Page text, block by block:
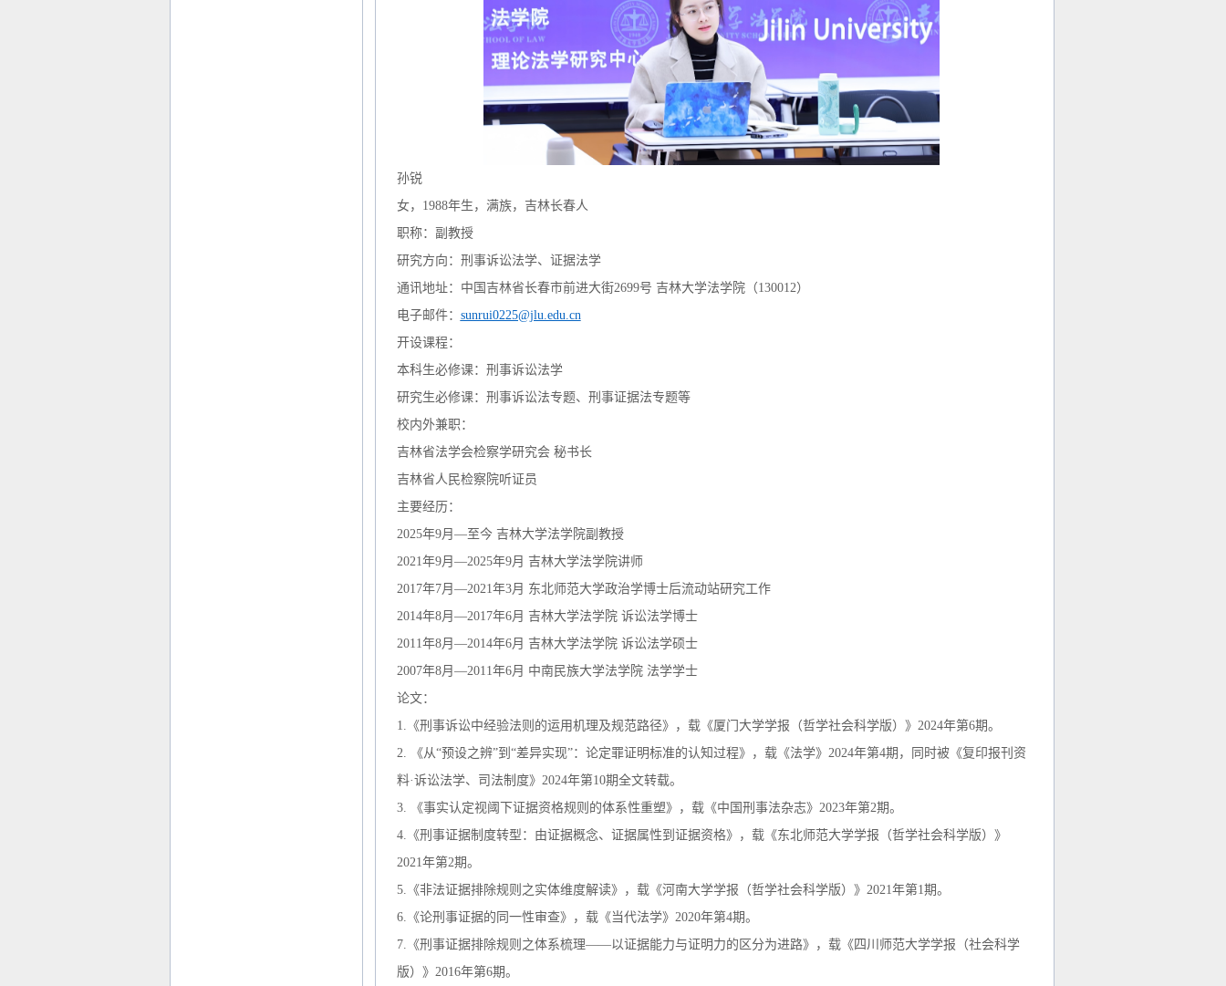
孙锐
女， 1988年生，满族，吉林长春人
职称：副教授
研究方向：刑事诉讼法学、证据法学
通讯地址：中国吉林省长春市前进大街2699号 吉林大学法学院（130012）
电子邮件： sunrui0225@jlu.edu.cn
开设课程：
本科生必修课：刑事诉讼法学
研究生必修课：刑事诉讼法专题、刑事证据法专题等
校内外兼职：
吉林省法学会检察学研究会 秘书长
吉林省人民检察院听证员
主要经历：
2025年9月—至今 吉林大学法学院副教授
2021年9月—2025年9月 吉林大学法学院讲师
2017年7月—2021年3月 东北师范大学政治学博士后流动站研究工作
2014年8月—2017年6月 吉林大学法学院 诉讼法学博士
2011年8月—2014年6月 吉林大学法学院 诉讼法学硕士
2007年8月—2011年6月 中南民族大学法学院 法学学士
论文：
1
《刑事诉讼中经验法则的运用机理及规范路径》，载《厦门大学学报（哲学社会科学版）》 2024年第6期。
2
《从“预设之辨”到“差异实现”：论定罪证明标准的认知过程》，载《法学》2024年第4期，同时被《复印报刊资
料·诉讼法学、司法制度》2024年第10期全文转载。
3. 《事实认定视阈下证据资格规则的体系性重塑》，载《中国刑事法杂志》 2023年第2期。
4.《刑事证据制度转型：由证据概念、证据属性到证据资格》，载《东北师范大学学报（哲学社会科学版）》
2021年第2期。
5.《非法证据排除规则之实体维度解读》，载《河南大学学报（哲学社会科学版）》2021年第1期。
6.《论刑事证据的同一性审查》，载《当代法学》2020年第4期。
7.《刑事证据排除规则之体系梳理——以证据能力与证明力的区分为进路》，载《四川师范大学学报（社会科学
版）》2016年第6期。